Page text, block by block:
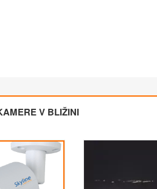
V BLIŽINI